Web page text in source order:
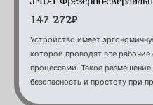
JMD-1 Фрезерно-
147 272₽
Устройство имеет
которой проводят все рабочие
процессами. Такое
безопасность и простоту при